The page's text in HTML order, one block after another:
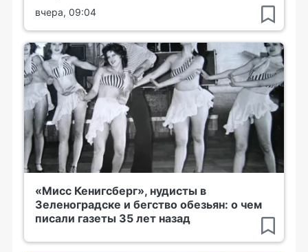
вчера, 09:04
«Мисс Кенигсберг», нудисты в
Зеленоградске и бегство обезьян: о чем
писали газеты 35 лет назад